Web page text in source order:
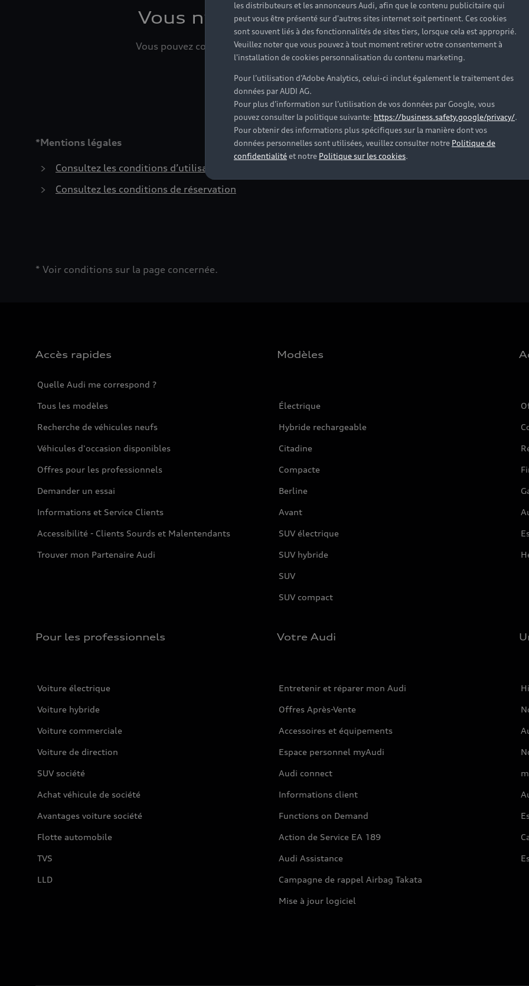
Vous n’avez pas trouvé la réponse à
Vous pouvez contacter le Partenaire Audi proche de chez vous afin qu’il vous
*Mentions légales
Consultez les conditions d’utilisation
Consultez les conditions de réservation
* Voir conditions sur la page concernée.
Accès rapides
Quelle Audi me correspond ?
Tous les modèles
Recherche de véhicules neufs
Véhicules d'occasion disponibles
Offres pour les professionnels
Demander un essai
Informations et Service Clients
Accessibilité - Clients Sourds et Malentendants
Trouver mon Partenaire Audi
Modèles
Électrique
Hybride rechargeable
Citadine
Compacte
Berline
Avant
SUV électrique
SUV hybride
SUV
SUV compact
Pour les professionnels
Voiture électrique
Voiture hybride
Voiture commerciale
Voiture de direction
SUV société
Achat véhicule de société
Avantages voiture société
Flotte automobile
TVS
LLD
Votre Audi
Entretenir et réparer mon Audi
Offres Après-Vente
Accessoires et équipements
Espace personnel myAudi
Audi connect
Informations client
Functions on Demand
Action de Service EA 189
Audi Assistance
Campagne de rappel Airbag Takata
Mise à jour logiciel
les distributeurs et les annonceurs Audi, afin que le contenu publicitaire qui
peut vous être présenté sur d'autres sites internet soit pertinent. Ces cookies
sont souvent liés à des fonctionnalités de sites tiers, lorsque cela est approprié.
Veuillez noter que vous pouvez à tout moment retirer votre consentement à
l'installation de cookies personnalisation du contenu marketing.
Pour l’utilisation d’Adobe Analytics, celui-ci inclut également le traitement des
données par AUDI AG.
Pour plus d’information sur l’utilisation de vos données par Google, vous
pouvez consulter la politique suivante: https://business.safety.google/privacy/.
Pour obtenir des informations plus spécifiques sur la manière dont vos
données personnelles sont utilisées, veuillez consulter notre Politique de
confidentialitéet notre Politique sur les cookies.